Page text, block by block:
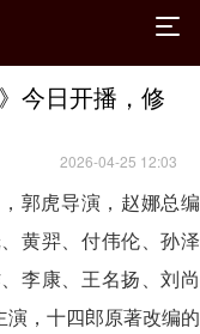
今日开播，修
2026-04-25 12:03
郭虎导演，赵娜总编
黄羿、付伟伦、孙泽
李康、王名扬、刘尚
演，十四郎原著改编的